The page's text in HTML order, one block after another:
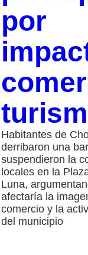
por
Habitantes de
derribaron una
suspendieron la
locales en la
Luna,
afectaría la
comercio y la
del municipio